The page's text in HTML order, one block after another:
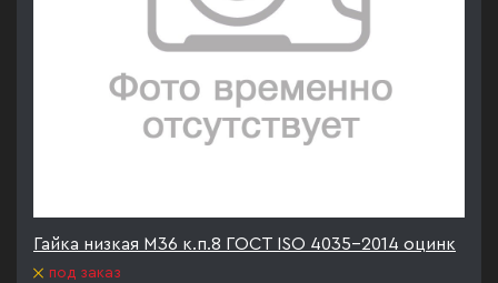
Гайка низкая М36 к.п.8 ГОСТ ISO 4035-2014 оцинк
под заказ